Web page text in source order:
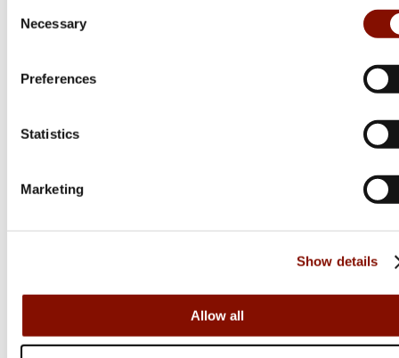
Selection
Necessary
Preferences
Statistics
Marketing
Show details
Allow all
21 300 kr